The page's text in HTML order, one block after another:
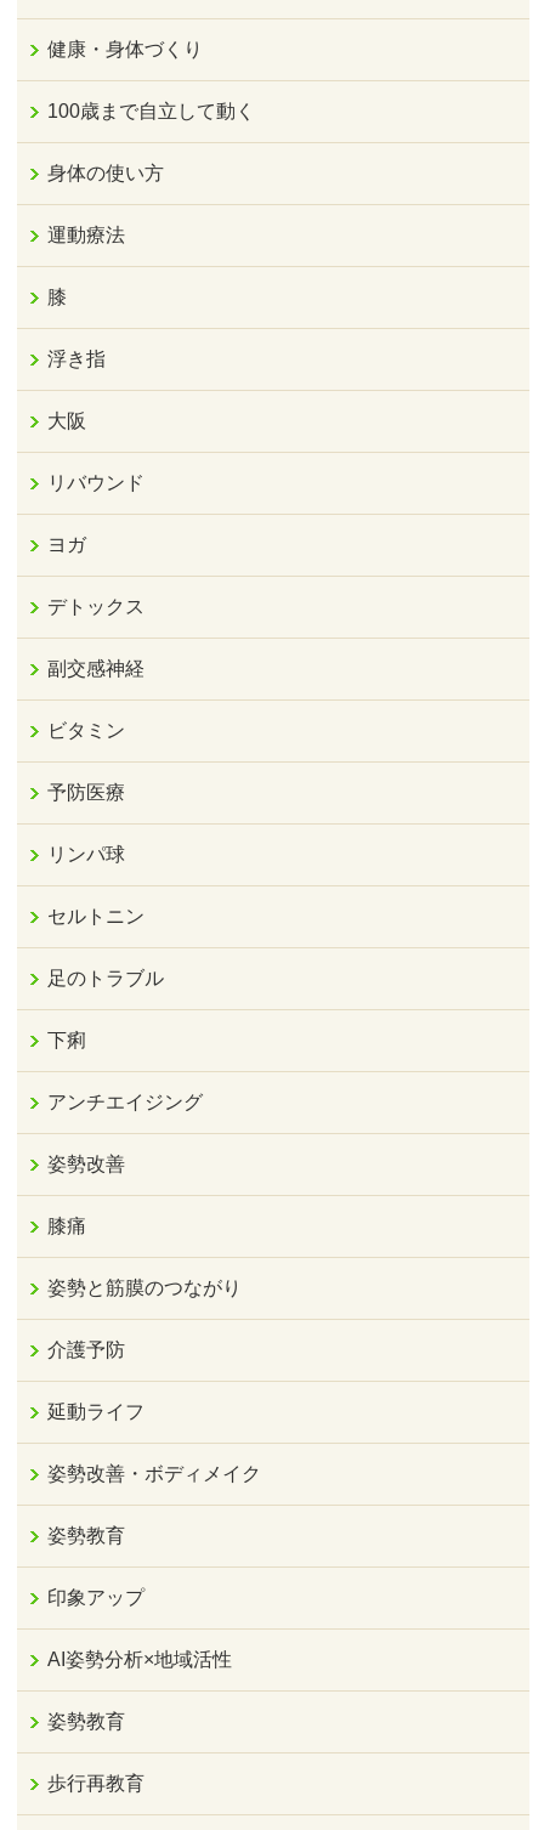
健康・身体づくり
100歳まで自立して動く
身体の使い方
運動療法
膝
浮き指
大阪
リバウンド
ヨガ
デトックス
副交感神経
ビタミン
予防医療
リンパ球
セルトニン
足のトラブル
下痢
アンチエイジング
姿勢改善
膝痛
姿勢と筋膜のつながり
介護予防
延動ライフ
姿勢改善・ボディメイク
姿勢教育
印象アップ
AI姿勢分析×地域活性
姿勢教育
歩行再教育